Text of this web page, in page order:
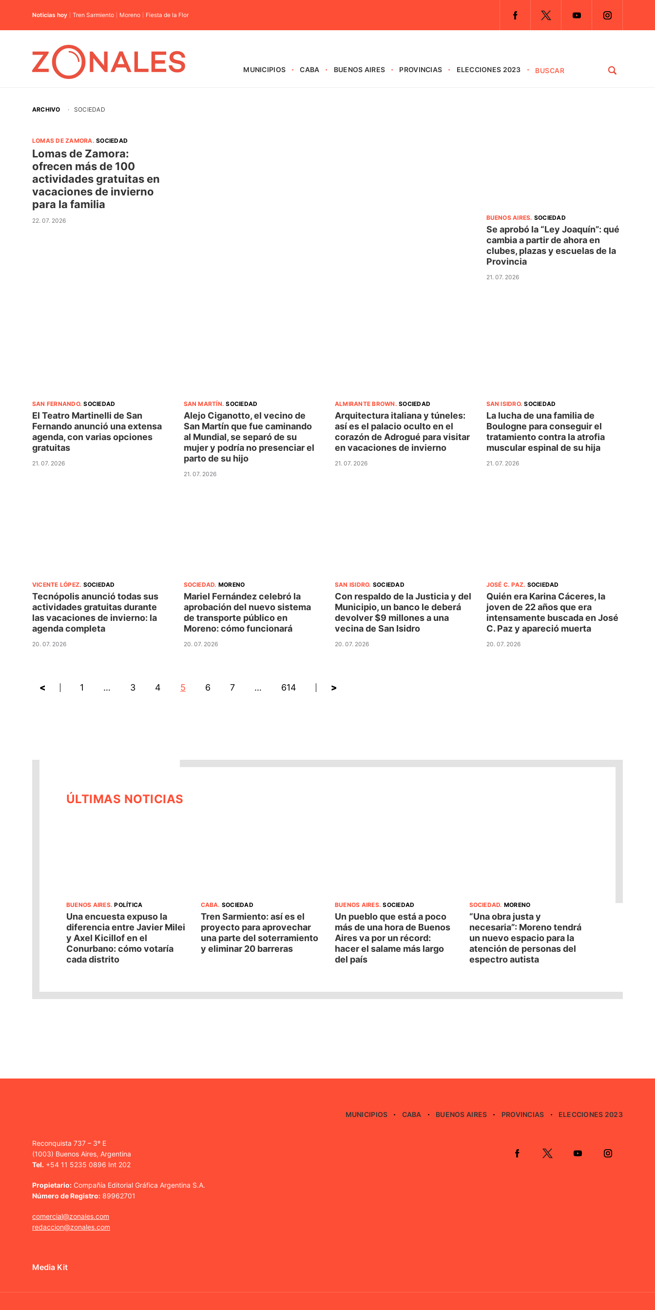
Noticias hoy Tren Sarmiento Moreno Fiesta de la Flor
MUNICIPIOS CABA BUENOS AIRES PROVINCIAS ELECCIONES 2023
ARCHIVO · SOCIEDAD
LOMAS DE ZAMORA.SOCIEDAD
Lomas de Zamora:
ofrecen más de 100
actividades gratuitas en
vacaciones de invierno
para la familia
22. 07. 2026 BUENOS AIRES. SOCIEDAD
Se aprobó la “Ley Joaquín”: qué
cambia a partir de ahora en
clubes, plazas y escuelas de la
Provincia
21. 07. 2026
SAN FERNANDO.SOCIEDAD
El Teatro Martinelli de San
Fernando anunció una extensa
agenda, con varias opciones
gratuitas
21. 07. 2026
SAN MARTÍN.SOCIEDAD
Alejo Ciganotto, el vecino de
San Martín que fue caminando
al Mundial, se separó de su
mujer y podría no presenciar el
parto de su hijo
21. 07. 2026
ALMIRANTE BROWN .SOCIEDAD
Arquitectura italiana y túneles:
así es el palacio oculto en el
corazón de Adrogué para visitar
en vacaciones de invierno
21. 07. 2026
SAN ISIDRO.SOCIEDAD
La lucha de una familia de
Boulogne para conseguir el
tratamiento contra la atrofia
muscular espinal de su hija
21. 07. 2026
VICENTE LÓPEZ. SOCIEDAD
Tecnópolis anunció todas sus
actividades gratuitas durante
las vacaciones de invierno: la
agenda completa
20. 07. 2026
SOCIEDAD. MORENO
Mariel Fernández celebró la
aprobación del nuevo sistema
de transporte público en
Moreno: cómo funcionará
20. 07. 2026
SAN ISIDRO. SOCIEDAD
Con respaldo de la Justicia y del
Municipio, un banco le deberá
devolver $9 millones a una
vecina de San Isidro
20. 07. 2026
JOSÉ C. PAZ. SOCIEDAD
Quién era Karina Cáceres, la
joven de 22 años que era
intensamente buscada en José
C. Paz y apareció muerta
20. 07. 2026
< 1 … 3 4 5 6 7 … 614 >
ÚLTIMAS NOTICIAS
BUENOS AIRES.POLÍTICA
Una encuesta expuso la
diferencia entre Javier Milei
y Axel Kicillof en el
Conurbano: cómo votaría
cada distrito
CABA. SOCIEDAD
Tren Sarmiento: así es el
proyecto para aprovechar
una parte del soterramiento
y eliminar 20 barreras
BUENOS AIRES.SOCIEDAD
Un pueblo que está a poco
más de una hora de Buenos
Aires va por un récord:
hacer el salame más largo
del país
SOCIEDAD. MORENO
“Una obra justa y
necesaria”: Moreno tendrá
un nuevo espacio para la
atención de personas del
espectro autista
MUNICIPIOS CABA BUENOS AIRES PROVINCIAS ELECCIONES 2023
Reconquista 737 – 3º E
(1003) Buenos Aires, Argentina
Tel. +54 11 5235 0896 Int 202
Propietario: Compañía Editorial Gráfica Argentina S.A.
Número de Registro: 89962701
comercial@zonales.com
redaccion@zonales.com
Media Kit